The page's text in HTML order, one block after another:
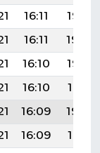
16:11
19:25
16:11
19:24
16:10
19:22
16:10
19:21
16:09
19:20
16:09
19:19